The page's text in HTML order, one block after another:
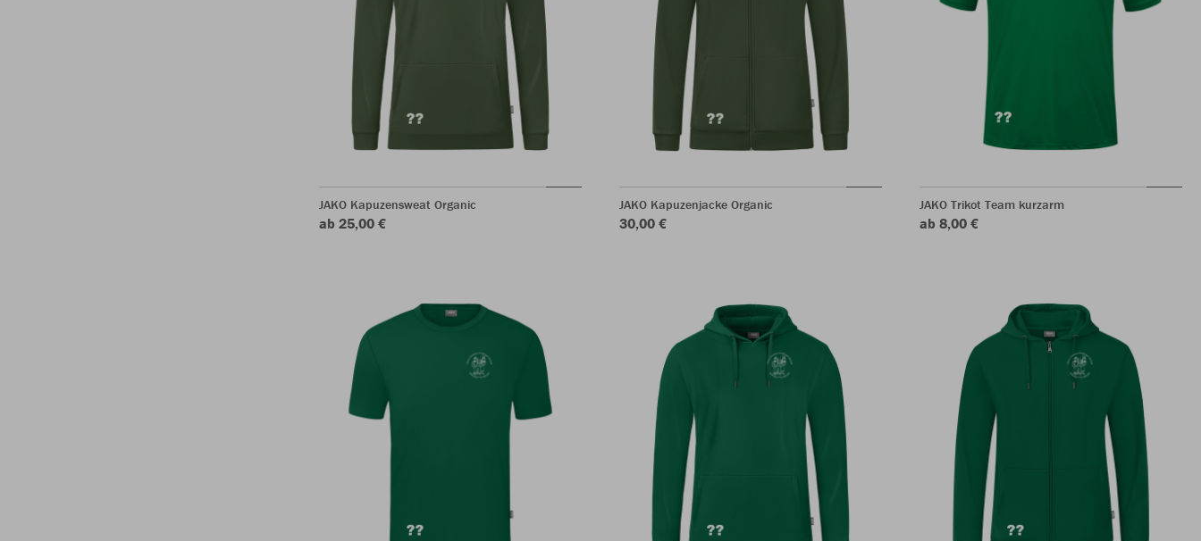
JAKO Kapuzensweat Organic
ab 25,00 €
JAKO Kapuzenjacke Organic
30,00 €
JAKO Trikot Team kurzarm
ab 8,00 €